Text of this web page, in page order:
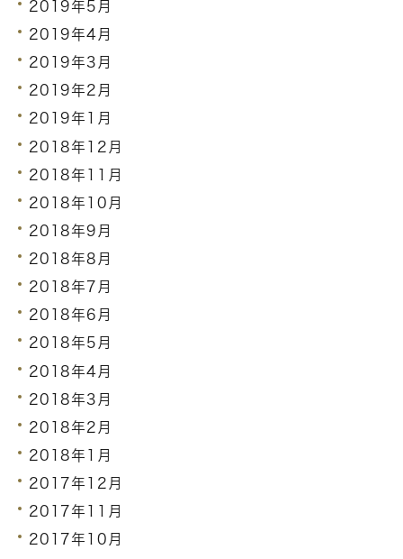
2019年5月
2019年4月
2019年3月
2019年2月
2019年1月
2018年12月
2018年11月
2018年10月
2018年9月
2018年8月
2018年7月
2018年6月
2018年5月
2018年4月
2018年3月
2018年2月
2018年1月
2017年12月
2017年11月
2017年10月